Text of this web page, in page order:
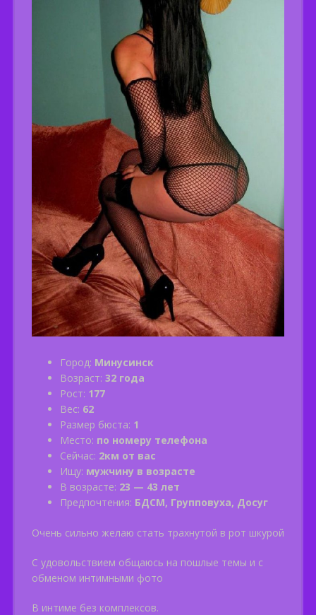
Город: Минусинск
Возраст: 32 года
Рост: 177
Вес: 62
Размер бюста: 1
Место: по номеру телефона
Сейчас: 2км от вас
Ищу: мужчину в возрасте
В возрасте: 23 — 43 лет
Предпочтения: БДСМ, Групповуха, Досуг
Очень сильно желаю стать трахнутой в рот шкурой
С удовольствием общаюсь на пошлые темы и с
обменом интимными фото
В интиме без комплексов.